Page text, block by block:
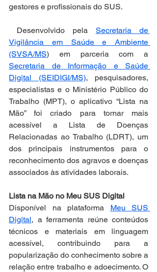
gestores e profissionais do SUS.
Desenvolvido pela Secretaria de
Vigilância em Saúde e Ambiente
(SVSA/MS
Secretaria de Informação e Saúde
Digital (SEIDIGI/MS), pesquisadores,
especialistas e o Ministério Público do
Trabalho (MPT), o aplicativo “Lista na
Mão” foi criado para tornar mais
acessível a Lista de Doenças
Relacionadas ao Trabalho (LDRT), um
dos principais instrumentos para o
reconhecimento dos agravos e doenças
associados às atividades laborais.
Lista na Mão no Meu SUS Digital
Disponível na plataforma Meu SUS
Digital, a ferramenta reúne conteúdos
técnicos e materiais em linguagem
acessível, contribuindo para a
popularização do conhecimento sobre a
relação entre trabalho e adoecimento. O